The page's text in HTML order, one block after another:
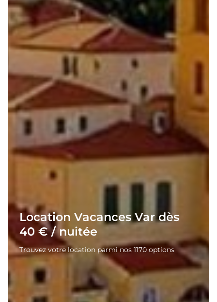
Location Vacances Var dès
40 € / nuitée
Trouvez votre location parmi nos 1170 options